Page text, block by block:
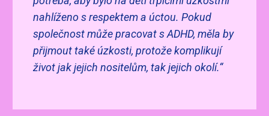
nahlíženo s respektem a úctou. Pokud
společnost může pracovat s ADHD, měla by
přijmout také úzkosti, protože komplikují
život jak jejich nositelům, tak jejich okolí.“